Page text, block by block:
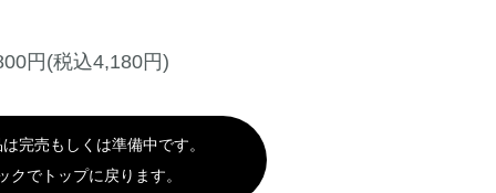
円(税込4,180円)
完売もしくは準備中です。
クでトップに戻ります。